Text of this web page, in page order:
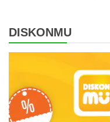
DISKONMU